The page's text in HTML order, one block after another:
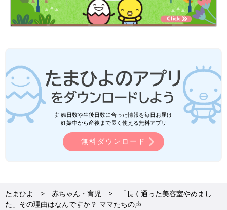
妊娠日数や生後日数に合った情報を毎日お届け
妊娠中から産後まで長く使える無料アプリ
無料ダウンロード
たまひよ 赤ちゃん・育児
「長く通った美容室やめまし
た」その理由はなんですか？ ママたちの声